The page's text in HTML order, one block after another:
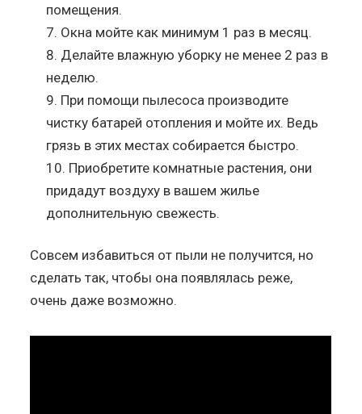
помещения.
Окна мойте как минимум 1 раз в месяц.
Делайте влажную уборку не менее 2 раз в
неделю.
При помощи пылесоса производите
чистку батарей отопления и мойте их. Ведь
грязь в этих местах собирается быстро.
Приобретите комнатные растения, они
придадут воздуху в вашем жилье
дополнительную свежесть.
Совсем избавиться от пыли не получится, но
сделать так, чтобы она появлялась реже,
очень даже возможно.